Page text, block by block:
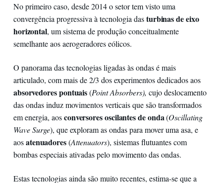
No primeiro caso, desde 2014 o setor tem visto uma
convergência progressiva à tecnologia dasturbinas de eixo
horizontal, um sistema de produção conceitualmente
semelhante aos aerogeradores eólicos.
O panorama das tecnologias ligadas às ondas é mais
articulado, com mais de 2/3 dos experimentos dedicados aos
absorvedores pontuais(Point Absorbers), cujo deslocamento
das ondas induz movimentos verticais que são transformados
em energia, aosconversores oscilantes de onda(Oscillating
Wave Surge), que exploram as ondas para mover uma asa, e
aosatenuadores(Attenuators), sistemas flutuantes com
bombas especiais ativadas pelo movimento das ondas.
Estas tecnologias ainda são muito recentes, estima-se que a